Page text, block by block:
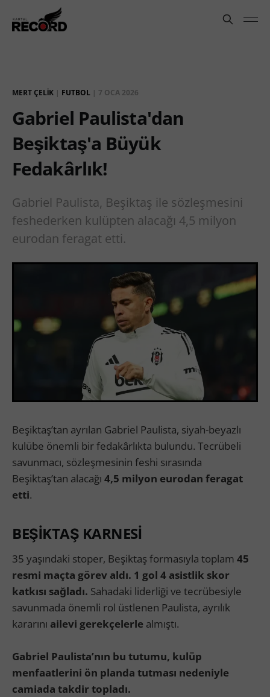
MERT ÇELIK | FUTBOL | 7 OCA 2026
Gabriel Paulista'dan
Beşiktaş'a Büyük
Fedakârlık!
Gabriel Paulista, Beşiktaş ile sözleşmesini
feshederken kulüpten alacağı 4,5 milyon
eurodan feragat etti.
Beşiktaş’tan ayrılan Gabriel Paulista, siyah-beyazlı
kulübe önemli bir fedakârlıkta bulundu. Tecrübeli
savunmacı, sözleşmesinin feshi sırasında
Beşiktaş’tan alacağı 4,5 milyon eurodan feragat
etti.
BEŞİKTAŞ KARNESİ
35 yaşındaki stoper, Beşiktaş formasıyla toplam 45
resmi maçta görev aldı. 1 gol 4 asistlik skor
katkısı sağladı. Sahadaki liderliği ve tecrübesiyle
savunmada önemli rol üstlenen Paulista, ayrılık
kararını ailevi gerekçelerle almıştı.
Gabriel Paulista’nın bu tutumu, kulüp
menfaatlerini ön planda tutması nedeniyle
camiada takdir topladı.